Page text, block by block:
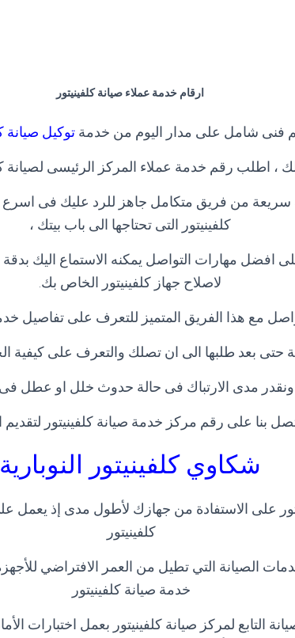
ارقام خدمة عملاء صيانة كلفينيتور
فنى شامل على مدار اليوم من خدمة توكيل صيانة
، اطلب رقم خدمة عملاء المركز الرئيسى لصيانة
من فريق متكامل جاهز للرد عليك فى اسرع
كلفينيتور التى تحتاجها الى باب بيتك ،
مهارات التواصل يمكنه الاستماع اليك بدقة
لاصلاح جهاز كلفينيتور الخاص بك
مع هذا الفريق المتميز للتعرف على تفاصيل
حتى بعد طلبها الى ان تصلك والتعرف على
مدى الارتباك فى حالة حدوث خلل او عطل فى
بنا على رقم مركز خدمة صيانة كلفينيتور لتقديم
شكاوي كلفينيتور النوبارية
على الاستفادة من جهازك لأطول مدى إذ يعمل
كلفينيتور
الصيانة التي تطيل من العمر الافتراضي
خدمة صيانة كلفينيتور
التابع لمركز صيانة كلفينيتور بعمل اختبارات